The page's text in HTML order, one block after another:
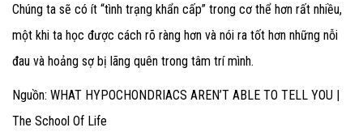
Chúng ta sẽ có ít “tình trạng khẩn cấp” trong cơ thể hơn rất nhiều,
một khi ta học được cách rõ ràng hơn và nói ra tốt hơn những nỗi
đau và hoảng sợ bị lãng quên trong tâm trí mình.
Nguồn: WHAT HYPOCHONDRIACS AREN’T ABLE TO TELL YOU |
The School Of Life